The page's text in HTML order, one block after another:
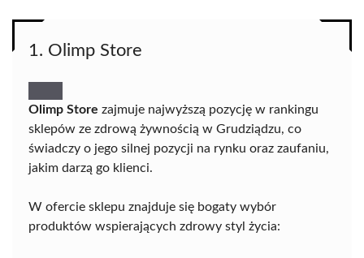
1. Olimp Store
Olimp Store zajmuje najwyższą pozycję w rankingu
sklepów ze zdrową żywnością w Grudziądzu, co
świadczy o jego silnej pozycji na rynku oraz zaufaniu,
jakim darzą go klienci.
W ofercie sklepu znajduje się bogaty wybór
produktów wspierających zdrowy styl życia: